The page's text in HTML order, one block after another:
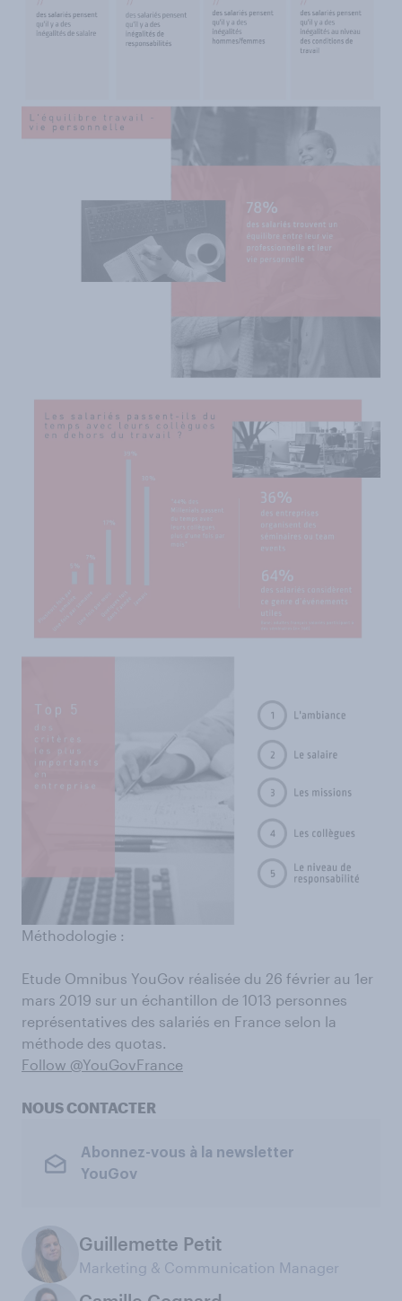
Méthodologie :
Etude Omnibus YouGov réalisée du 26 février au 1er
mars 2019 sur un échantillon de 1013 personnes
représentatives des salariés en France selon la
méthode des quotas.
Follow @YouGovFrance
NOUS CONTACTER
Abonnez-vous à la newsletter
YouGov
Guillemette Petit
Marketing & Communication Manager